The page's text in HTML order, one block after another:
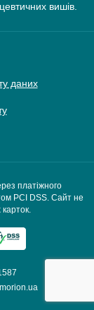
вишів.
даних
платіжного
PCI DSS. Сайт не
карток.